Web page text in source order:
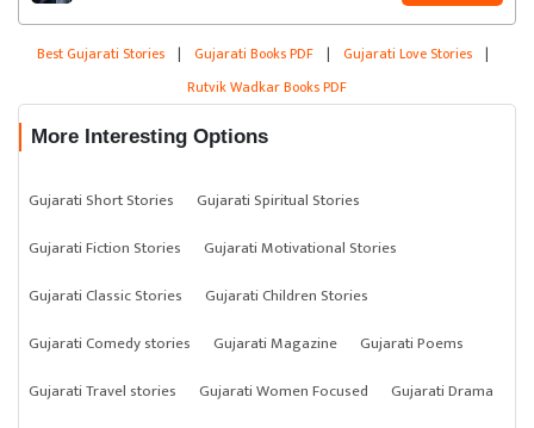
Best Gujarati Stories | Gujarati Books PDF | Gujarati Love Stories |
Rutvik Wadkar Books PDF
More Interesting Options
Gujarati Short Stories
Gujarati Spiritual Stories
Gujarati Fiction Stories
Gujarati Motivational Stories
Gujarati Classic Stories
Gujarati Children Stories
Gujarati Comedy stories
Gujarati Magazine
Gujarati Poems
Gujarati Travel stories
Gujarati Women Focused
Gujarati Drama